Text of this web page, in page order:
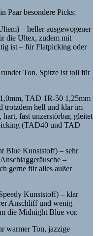
Paar besondere Picks:
– heller ausgewogener
die Ultex, zudem mit
ist – für Flatpicking oder
Ton. Spitze ist toll für
TAD 1R-50 1,25mm
trotzdem hell und klar im
fast unzerstörbar, gleitet
(TAD40 und TAD
Blue Kunststoff) – sehr
–
gerne für alles außer
Kunststoff) – klar
Anschliff und wenig
die Midnight Blue vor.
warmer Ton, jazzige